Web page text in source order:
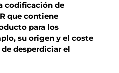
codificación de
que contiene
para los
su origen y el coste
desperdiciar el